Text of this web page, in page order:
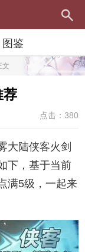
图鉴
文
荐
点击：380
大陆侠客火剑
下，基于当前
满5级，一起来